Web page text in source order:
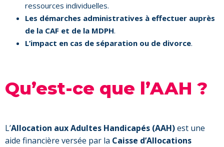
ressources individuelles.
Les démarches administratives à effectuer auprès
de la CAF et de la MDPH.
L’impact en cas de séparation ou de divorce.
Qu’est-ce que l’AAH ?
L’Allocation aux Adultes Handicapés (AAH)est une
aide financière versée par la Caisse d’Allocations